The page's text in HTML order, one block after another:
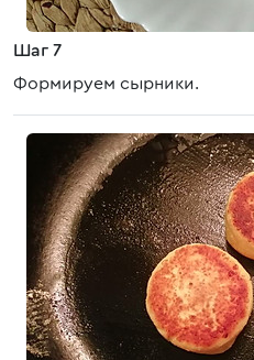
Шаг 7
Формируем сырники.